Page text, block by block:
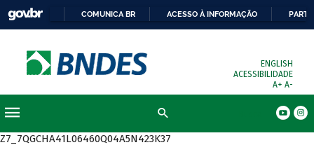
COMUNICA BR ACESSO À INFORMAÇÃO
ENGLISH
ACESSIBILIDADE
A+ A-
Z7_7QGCHA41L06460Q04A5N423K37